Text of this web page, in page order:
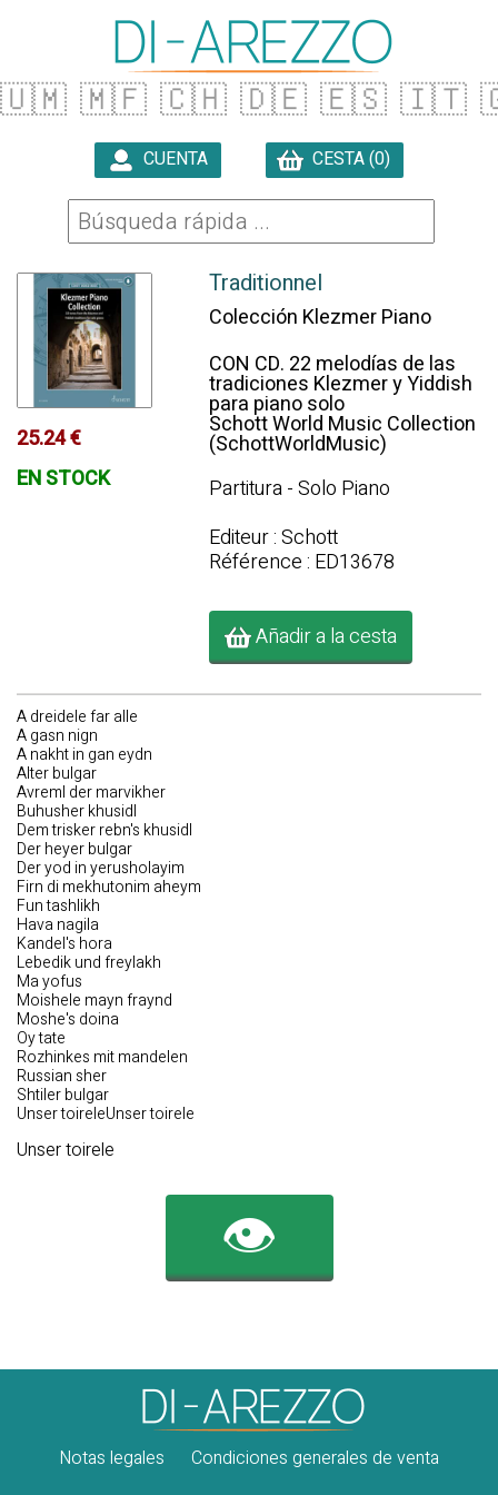
🇺🇲 🇲🇫 🇨🇭 🇩🇪 🇪🇸 🇮🇹
CUENTA CESTA (0)
25.24 €
EN STOCK
Traditionnel
Colección Klezmer Piano
CON CD. 22 melodías de las
tradiciones Klezmer y Yiddish
para piano solo
Schott World Music Collection
(SchottWorldMusic)
Partitura - Solo Piano
Editeur : Schott
Référence : ED13678
Añadir a la cesta
A dreidele far alle
A gasn nign
A nakht in gan eydn
Alter bulgar
Avreml der marvikher
Buhusher khusidl
Dem trisker rebn's khusidl
Der heyer bulgar
Der yod in yerusholayim
Firn di mekhutonim aheym
Fun tashlikh
Hava nagila
Kandel's hora
Lebedik und freylakh
Ma yofus
Moishele mayn fraynd
Moshe's doina
Oy tate
Rozhinkes mit mandelen
Russian sher
Shtiler bulgar
Unser toireleUnser toirele
Unser toirele
👁️
Notas legales Condiciones generales de venta